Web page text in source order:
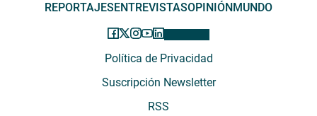
REPORTAJESENTREVISTASOPINIÓNMUNDO
Política de Privacidad
Suscripción Newsletter
RSS